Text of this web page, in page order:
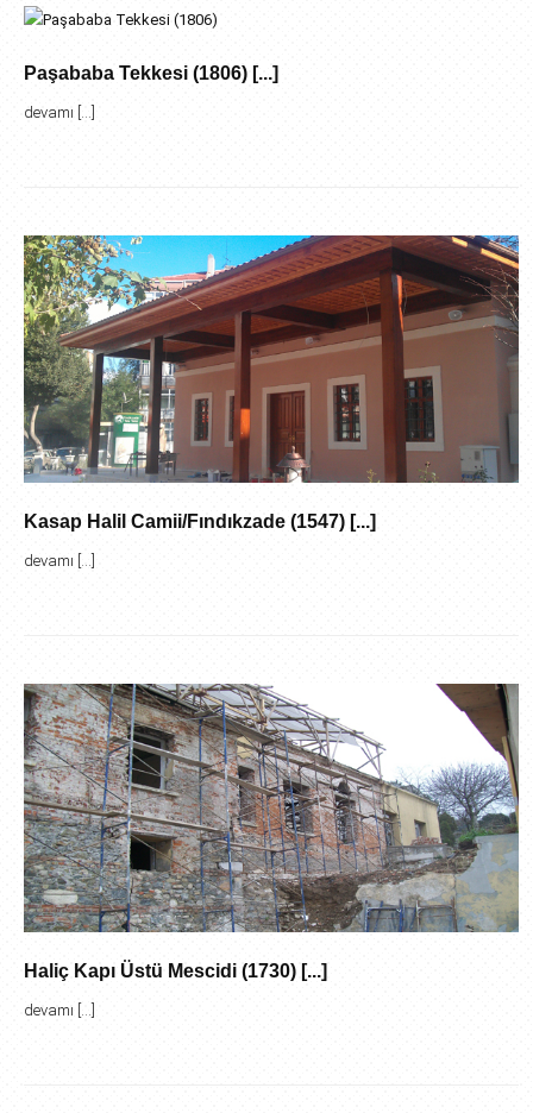
Paşababa Tekkesi (1806) [...]
devamı [...]
Kasap Halil Camii/Fındıkzade (1547) [...]
devamı [...]
Haliç Kapı Üstü Mescidi (1730) [...]
devamı [...]